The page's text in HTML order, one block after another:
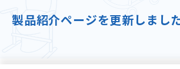
Menu
製品紹介ページを更新しまし